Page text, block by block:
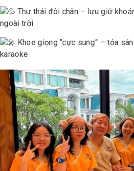
Thư thái đôi chân – lưu giữ
ngoài trời
Khoe giọng “cực sung” – tỏa
karaoke